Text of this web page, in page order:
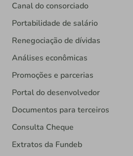
Canal do consorciado
Portabilidade de salário
Renegociação de dívidas
Análises econômicas
Promoções e parcerias
Portal do desenvolvedor
Documentos para terceiros
Consulta Cheque
Extratos da Fundeb